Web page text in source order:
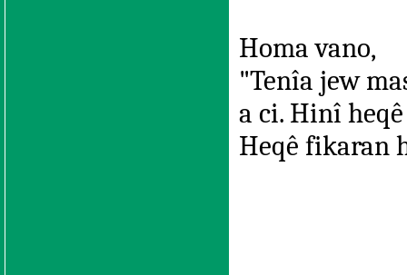
Homa vano,
"Tenîa jew
a ci. Hinî
Heqê fikaran